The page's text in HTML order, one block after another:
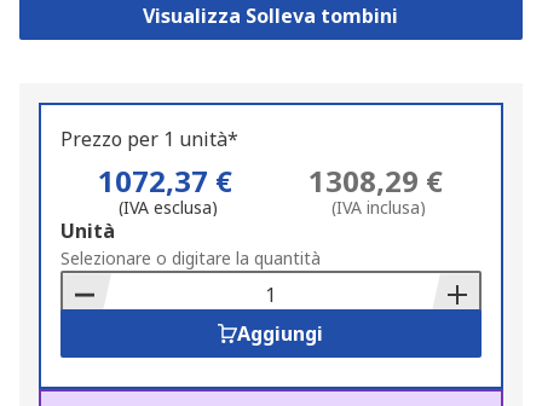
Visualizza Solleva tombini
Prezzo per 1 unità*
1072,37 €
(IVA esclusa)
1308,29 €
(IVA inclusa)
Add
to
Basket
Unità
Selezionare o digitare la quantità
Aggiungi